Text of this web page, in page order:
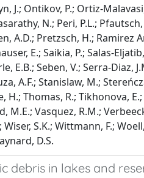
J.; Ontikov, P.; Ortiz-
N.; Peri, P.L.;
A.D.; Pretzsch, H.; Ramirez
E.; Saikia, P.; Salas-
E.B.; Seben, V.; Serra-Diaz,
A.F.; Stanislaw, M.;
H.; Thomas, R.; Tikhonova,
M.E.; Vasquez, R.M.;
Wiser, S.K.; Wittmann, F.;
D.S.
debris in lakes and